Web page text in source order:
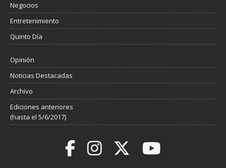
Negocios
Entretenimiento
Quinto Día
Opinión
Noticias Destacadas
Archivo
Ediciones anteriores
(hasta el 5/6/2017)